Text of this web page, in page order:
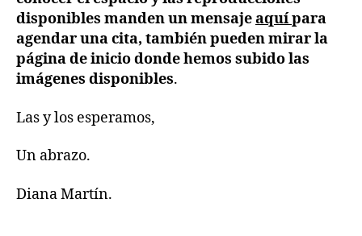
disponibles manden un mensajeaquípara
agendar una cita, también pueden mirar la
página de inicio donde hemos subido las
imágenes disponibles.
Las y los esperamos,
Un abrazo.
Diana Martín.